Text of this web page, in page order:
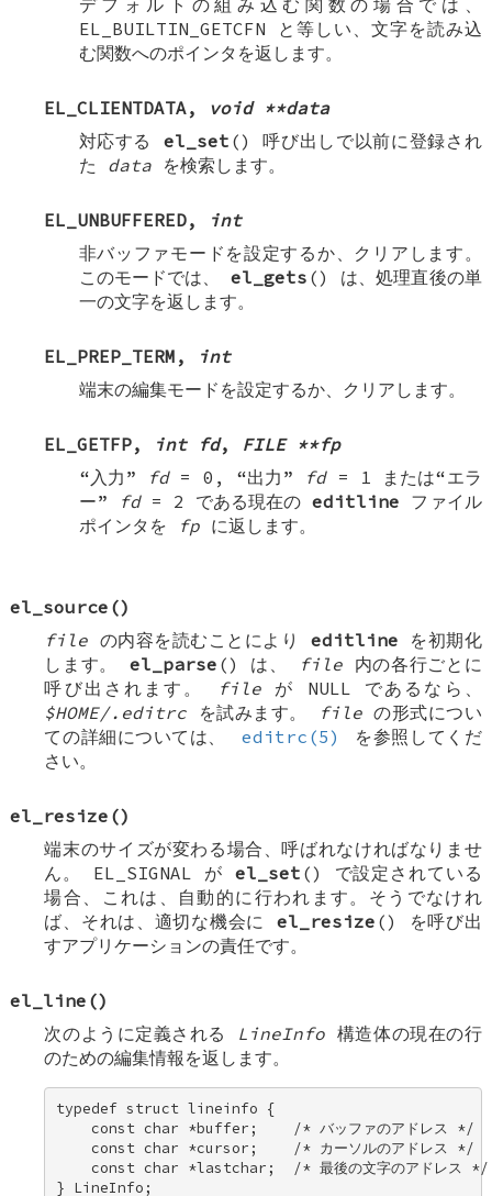
デフォルトの組み込む関数の場合では、
EL_BUILTIN_GETCFN と等しい、文字を読み込
む関数へのポインタを返します。
EL_CLIENTDATA, void **data
対応する el_set () 呼び出しで以前に登録され
た dataを検索します。
EL_UNBUFFERED,
int
非バッファモードを設定するか、クリアします。
このモードでは、el_gets () は、処理直後の単
一の文字を返します。
EL_PREP_TERM ,
int
端末の編集モードを設定するか、クリアします。
EL_GETFP, int fd, FILE **fp
“入力”
fd= 0 , “出力” fd= 1 または“エラ
ー”
fd= 2 である現在のeditline ファイル
ポインタを
fpに返します。
el_source ()
file の内容を読むことにより editline を初期化
します。 el_parse () は、 file 内の各行ごとに
呼び出されます。
fileが NULL であるなら、
$HOME/.editrc を試みます。 file の形式につい
ての詳細については、
editrc(5)
を参照してくだ
さい。
el_resize ()
端末のサイズが変わる場合、呼ばれなければなりませ
ん。 EL_SIGNAL が el_set () で設定されている
場合、これは、自動的に行われます。そうでなけれ
ば、それは、適切な機会に el_resize () を呼び出
すアプリケーションの責任です。
el_line ()
次のように定義される LineInfo 構造体の現在の行
のための編集情報を返します。
typedef struct lineinfo {
    const char *buffer;    /* バッファのアドレス */
    const char *cursor;    /* カーソルのアドレス */
const char *lastchar;  /* 最後の文字のアドレス
} LineInfo;